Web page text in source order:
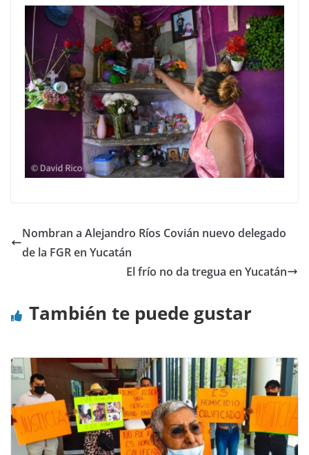
Nombran a Alejandro Ríos Covián nuevo delegado
de la FGR en Yucatán
El frío no da tregua en Yucatán
También te puede gustar